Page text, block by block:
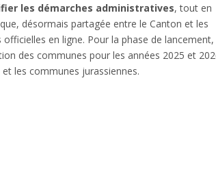
les démarches administratives, tout en
désormais partagée entre le Canton et les
en ligne. Pour la phase de lancement,
des communes pour les années 2025 et
les communes jurassiennes.